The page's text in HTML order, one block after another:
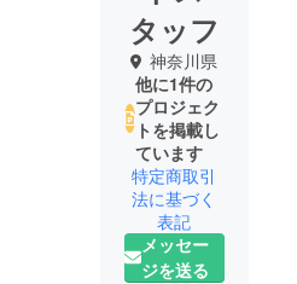
タッフ
神奈川県
他に1件の
プロジェク
トを掲載し
ています
特定商取引
法に基づく
表記
メッセー
ジを送る